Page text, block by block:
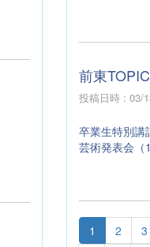
前東TOPIC
投稿日時 : 03/
卒業生特別講
芸術発表会（1
1 2 3